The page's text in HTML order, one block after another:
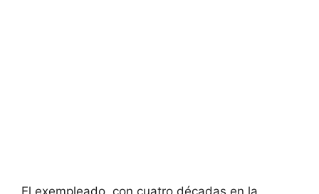
El exempleado, con cuatro décadas en la